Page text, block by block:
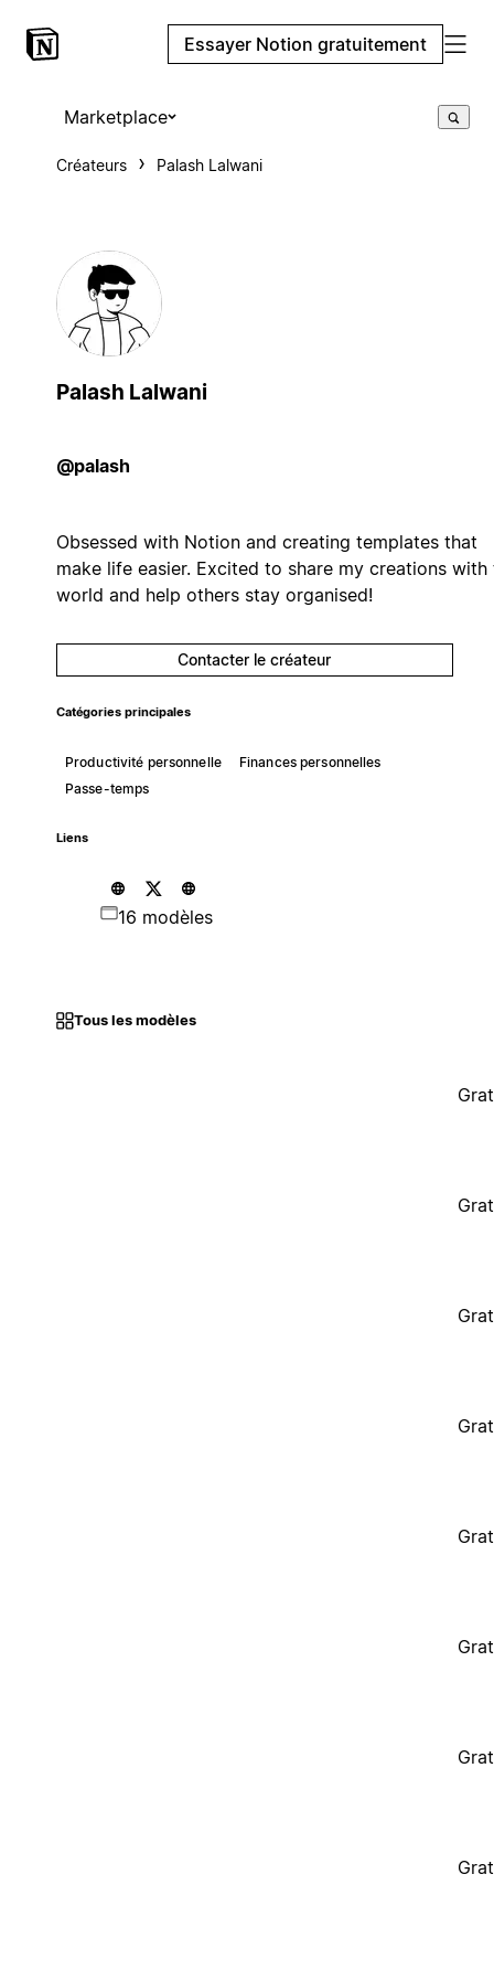
Essayer Notion gratuitement
Marketplace
Créateurs Palash Lalwani
Palash Lalwani
@palash
Obsessed with Notion and creating templates that
make life easier. Excited to share my creations with
world and help others stay organised!
Contacter le créateur
Catégories principales
Productivité personnelle
Finances personnelles
Passe-temps
Liens
16 modèles
Tous les modèles